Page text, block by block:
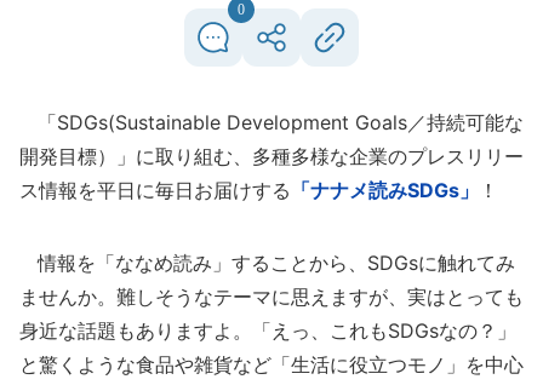
0
「SDGs(Sustainable Development Goals／持続可能な
開発目標）」に取り組む、多種多様な企業のプレスリリー
ス情報を平日に毎日お届けする 「ナナメ読みSDGs」 ！
情報を「ななめ読み」することから、SDGsに触れてみ
ませんか。難しそうなテーマに思えますが、実はとっても
身近な話題もありますよ。「えっ、これもSDGsなの？」
と驚くような食品や雑貨など「生活に役立つモノ」を中心